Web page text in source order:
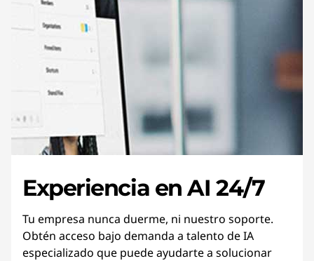
Experiencia en AI 24/7
Tu empresa nunca duerme, ni nuestro soporte.
Obtén acceso bajo demanda a talento de IA
especializado que puede ayudarte a solucionar